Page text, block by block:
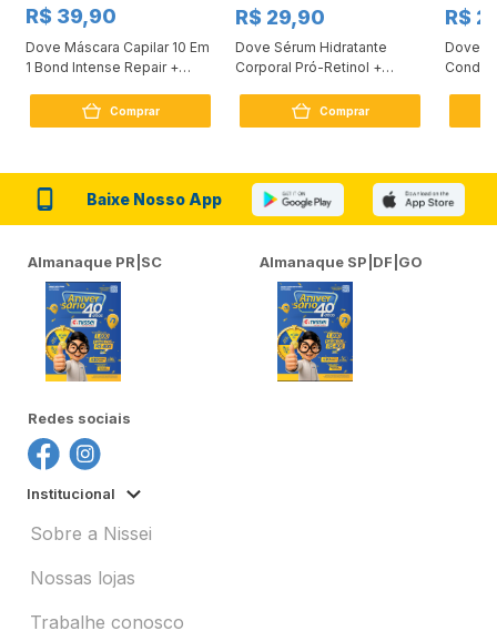
R$ 39,90
Dove Máscara Capilar 10 Em
1 Bond Intense Repair +
Comprar
R$ 29,90
Dove Sérum Hidratante
Corporal Pró-Retinol +
Comprar
R$
Dove
Baixe Nosso App
Almanaque PR|SC Almanaque SP|DF|GO
Redes sociais
Institucional
Sobre a Nissei
Nossas lojas
Trabalhe conosco